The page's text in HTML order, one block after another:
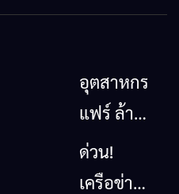
อุตสาหกรรม
แฟร์ ล้าน
นาตะวัน
ออก
ด่วน!
เครือข่าย